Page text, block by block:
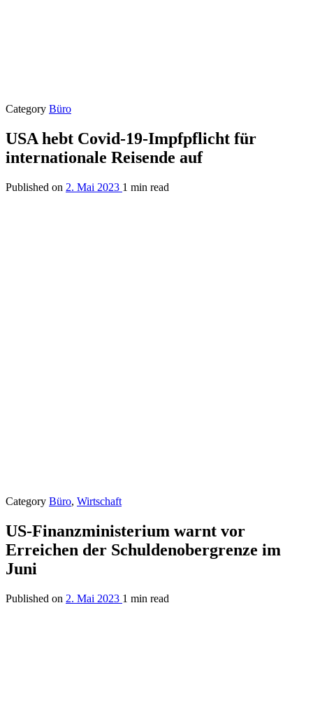
Category Büro
USA hebt Covid-19-Impfpflicht für
internationale Reisende auf
Published on 2. Mai 2023 1 min read
Category Büro, Wirtschaft
US-Finanzministerium warnt vor
Erreichen der Schuldenobergrenze im
Juni
Published on 2. Mai 2023 1 min read